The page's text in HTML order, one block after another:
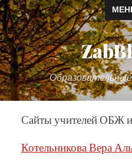
Сайты учителей ОБЖ
Котельникова Вера